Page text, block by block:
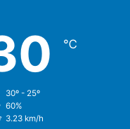
℃
30º - 25º
60%
3.23 km/h